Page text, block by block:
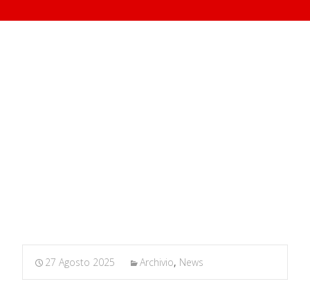
27 Agosto 2025 Archivio, News